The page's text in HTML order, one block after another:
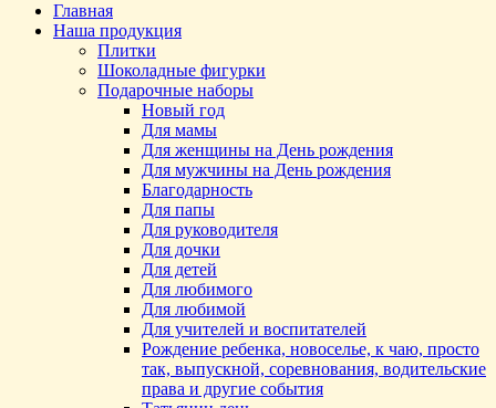
Главная
Наша продукция
Плитки
Шоколадные фигурки
Подарочные наборы
Новый год
Для мамы
Для женщины на День рождения
Для мужчины на День рождения
Благодарность
Для папы
Для руководителя
Для дочки
Для детей
Для любимого
Для любимой
Для учителей и воспитателей
Рождение ребенка, новоселье, к чаю, просто
так, выпускной, соревнования, водительские
права и другие события